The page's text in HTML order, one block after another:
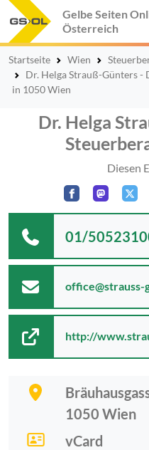
Gelbe Seiten
Österreich
Startseite Wien
Dr. Helga Strauß-Günters -
in 1050 Wien
Dr. Helga
Diesen
1050 Wien
vCard
01/
office@strauss-
http://